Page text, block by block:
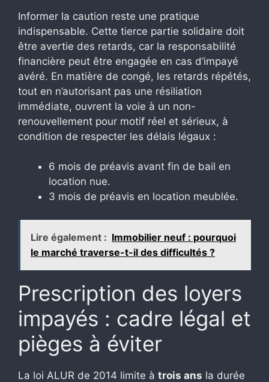
Informer la caution reste une pratique
indispensable. Cette tierce partie solidaire doit
être avertie des retards, car la responsabilité
financière peut être engagée en cas d’impayé
avéré. En matière de congé, les retards répétés,
tout en n’autorisant pas une résiliation
immédiate, ouvrent la voie à un non-
renouvellement pour motif réel et sérieux, à
condition de respecter les délais légaux :
6 mois de préavis avant fin de bail en
location nue.
3 mois de préavis en location meublée.
Lire également : Immobilier neuf : pourquoi
le marché traverse-t-il des difficultés ?
Prescription des loyers
impayés : cadre légal et
pièges à éviter
La loi ALUR de 2014 limite à trois ans la durée